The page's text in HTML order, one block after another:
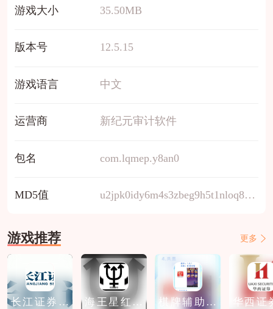
游戏大小 35.50MB
版本号 12.5.15
游戏语言 中文
运营商 新纪元审计软件
包名 com.lqmep.y8an0
MD5值 u2jpk0idy6m4s3zbeg9h5t1nloq8cavw
游戏推荐 更多
长江证券免
海王星红包
棋牌辅助软
华西证